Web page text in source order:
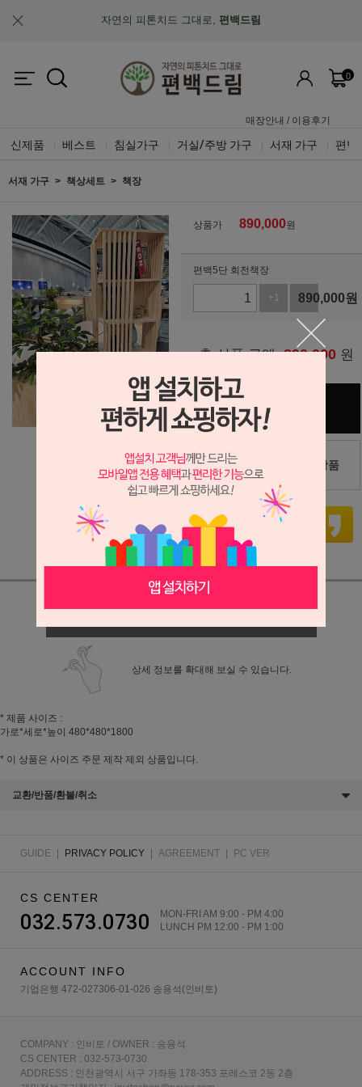
자연의 피톤치드 그대로, 편백드림
맞춤제작과 A/S가 가능한"맞춤 설계 가구"
0
매장안내 / 이용후기
신제품 베스트 침실가구 거실/주방 가구 서재 가구 편백
서재 가구 책상세트 책장
상품가 890,000원
편백5단 회전책장
+1 -1
890,000원
총 상품 금액 890,000 원
구매하기
장바구니 관심상품
상세 정보를 확대해 보실 수 있습니다.
* 제품 사이즈 :
가로*세로*높이 480*480*1800
* 이 상품은 사이즈 주문 제작 제외 상품입니다.
교환/반품/환불/취소
GUIDE PRIVACY POLICY AGREEMENT PC VER
CS CENTER
032.573.0730
MON-FRI AM 9:00 - PM 4:00
LUNCH PM 12:00 - PM 1:00
ACCOUNT INFO
기업은행 472-027306-01-026 송용석(인비토)
COMPANY : 인비토 / OWNER : 송용석
CS CENTER : 032-573-0730
ADDRESS : 인천광역시 서구 가좌동 178-353 포레스코 2동 2층